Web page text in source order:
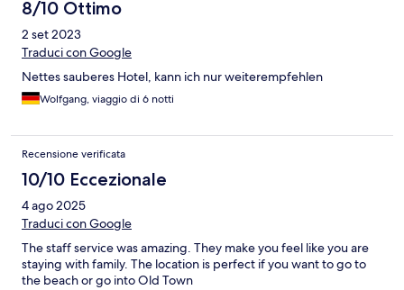
8/10 Ottimo
2 set 2023
Traduci con Google
Nettes sauberes Hotel, kann ich nur weiterempfehlen
Wolfgang, viaggio di 6 notti
Recensione verificata
10/10 Eccezionale
4 ago 2025
Traduci con Google
The staff service was amazing. They make you feel like you are
staying with family. The location is perfect if you want to go to
the beach or go into Old Town